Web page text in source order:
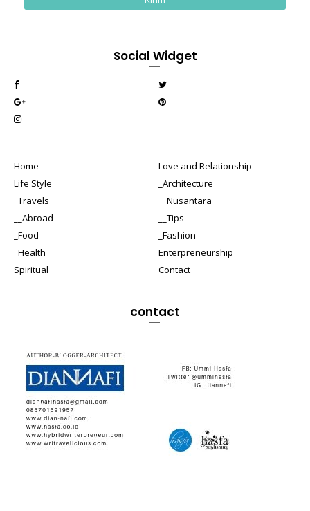
Social Widget
Home
Love and Relationship
Life Style
_Architecture
_Travels
__Nusantara
__Abroad
__Tips
_Food
_Fashion
_Health
Enterpreneurship
Spiritual
Contact
contact